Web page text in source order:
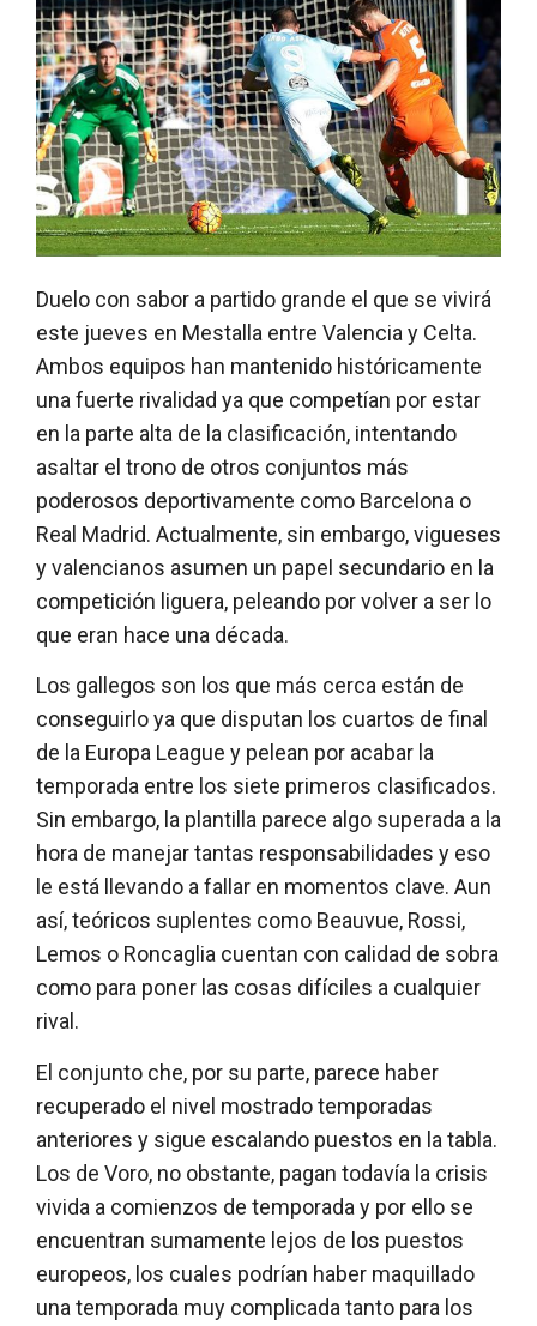
Duelo con sabor a partido grande el que se vivirá
este jueves en Mestalla entre Valencia y Celta.
Ambos equipos han mantenido históricamente
una fuerte rivalidad ya que competían por estar
en la parte alta de la clasificación, intentando
asaltar el trono de otros conjuntos más
poderosos deportivamente como Barcelona o
Real Madrid. Actualmente, sin embargo, vigueses
y valencianos asumen un papel secundario en la
competición liguera, peleando por volver a ser lo
que eran hace una década.
Los gallegos son los que más cerca están de
conseguirlo ya que disputan los cuartos de final
de la Europa League y pelean por acabar la
temporada entre los siete primeros clasificados.
Sin embargo, la plantilla parece algo superada a la
hora de manejar tantas responsabilidades y eso
le está llevando a fallar en momentos clave. Aun
así, teóricos suplentes como Beauvue, Rossi,
Lemos o Roncaglia cuentan con calidad de sobra
como para poner las cosas difíciles a cualquier
rival.
El conjunto che, por su parte, parece haber
recuperado el nivel mostrado temporadas
anteriores y sigue escalando puestos en la tabla.
Los de Voro, no obstante, pagan todavía la crisis
vivida a comienzos de temporada y por ello se
encuentran sumamente lejos de los puestos
europeos, los cuales podrían haber maquillado
una temporada muy complicada tanto para los